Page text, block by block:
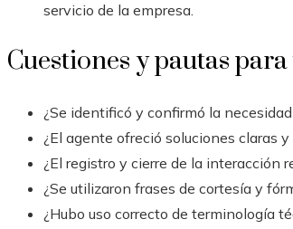
servicio de la empresa.
Cuestiones y pautas
¿Se identificó y confirmó la
¿El agente ofreció soluciones claras
¿El registro y cierre de la interacción
¿Se utilizaron frases de cortesía y
¿Hubo uso correcto de terminología